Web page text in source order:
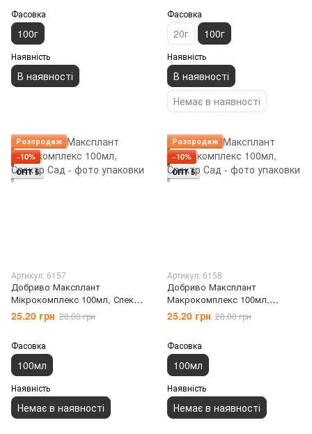
Фасовка
100г
Наявність
В наявності
Фасовка
20г 100г
Наявність
В наявності
Немає в наявності
Розпродаж
−10%
ОПТ 5
Артикул: 6157
Добриво Максплант
Мікрокомплекс 100мл, Спектр
Сад
25.20 грн 28.00 грн
Фасовка
100мл
Наявність
Немає в наявності
Розпродаж
−10%
ОПТ 5
Артикул: 6158
Добриво Максплант
Макрокомплекс 100мл,
Спектр Сад
25.20 грн 28.00 грн
Фасовка
100мл
Наявність
Немає в наявності